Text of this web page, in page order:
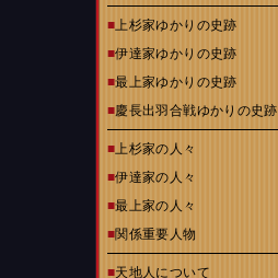
■上杉家ゆかりの史跡
■伊達家ゆかりの史跡
■最上家ゆかりの史跡
■慶長出羽合戦ゆかりの史跡
■上杉家の人々
■伊達家の人々
■最上家の人々
■関係重要人物
■天地人について